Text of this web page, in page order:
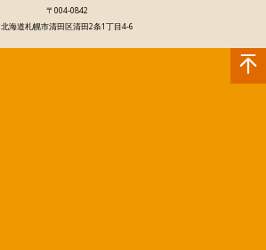
〒004-0842
北海道札幌市清田区清田2条1丁目4-6